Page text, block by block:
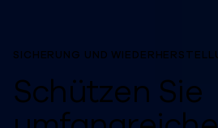
SICHERUNG UND
Schützen Sie